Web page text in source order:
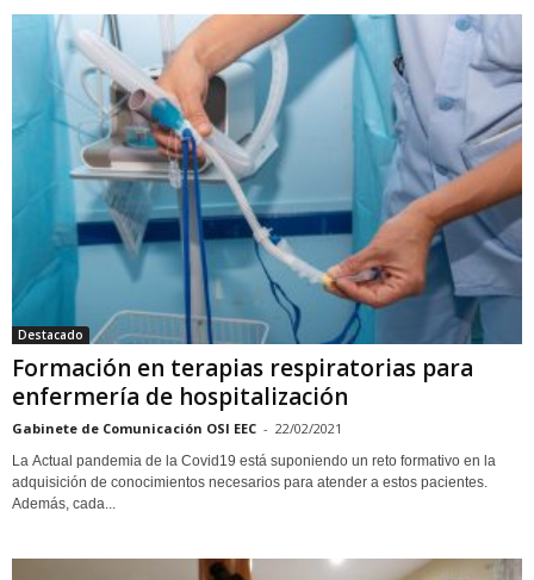
Destacado
Formación en terapias respiratorias para
enfermería de hospitalización
Gabinete de Comunicación OSI EEC - 22/02/2021
La Actual pandemia de la Covid19 está suponiendo un reto formativo en la
adquisición de conocimientos necesarios para atender a estos pacientes.
Además, cada...